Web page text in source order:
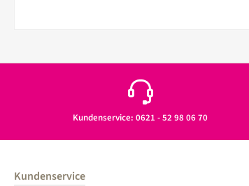
Kundenservice: 0621 - 52 98 06 70
Kundenservice